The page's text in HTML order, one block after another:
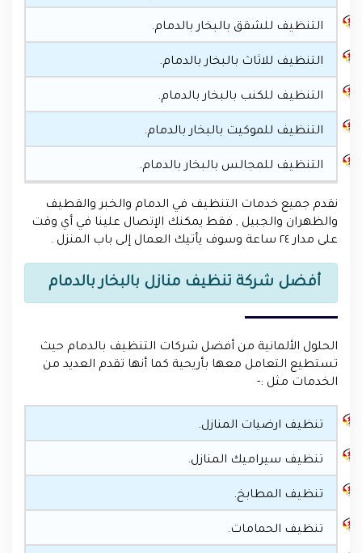
التنظيف للشقق بالبخار بالدمام.
التنظيف للاثاث بالبخار بالدمام.
التنظيف للكنب بالبخار بالدمام.
التنظيف للموكيت بالبخار بالدمام.
التنظيف للمجالس بالبخار بالدمام.
نقدم جميع خدمات التنظيف في الدمام والخبر والقطيف
والظهران والجبيل , فقط يمكنك الإتصال علينا في أي وقت
على مدار ٢٤ ساعة وسوف يأتيك العمال إلى باب المنزل .
أفضل شركة تنظيف منازل بالبخار بالدمام
الحلول الألمانية من أفضل شركات التنظيف بالدمام حيث
تستطيع التعامل معها بأريحية كما أنها تقدم العديد من
الخدمات مثل :-
تنظيف ارضيات المنازل.
تنظيف سيراميك المنازل.
تنظيف المطابخ.
تنظيف الحمامات.